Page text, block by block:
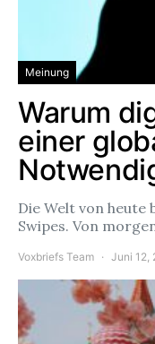
Meinung
Warum
einer
Die Welt von heute
Swipes. Von
Voxbriefs Team Juni 12,